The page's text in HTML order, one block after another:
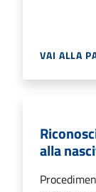
VAI ALLA
alla